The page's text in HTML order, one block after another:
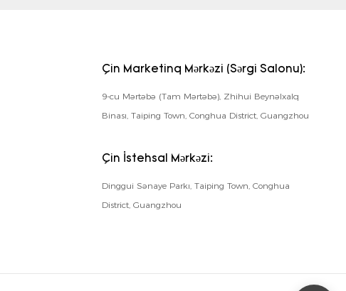
Çin Marketinq Mərkəzi (Sərgi Salonu):
9-cu Mərtəbə (Tam Mərtəbə), Zhihui Beynəlxalq
Binası, Taiping Town, Conghua District, Guangzhou
Çin İstehsal Mərkəzi:
Dinggui Sənaye Parkı, Taiping Town, Conghua
District, Guangzhou